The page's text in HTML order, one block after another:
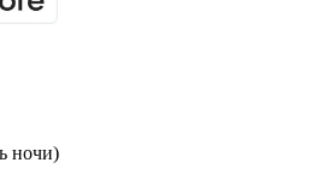
ночи)